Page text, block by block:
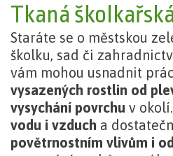
Tkaná
Staráte se o městskou
školku, sad či
vám mohou usnadnit
vysazených rostlin od
vysychání povrchu v
vodu i vzduch a
povětrnostním vlivům i